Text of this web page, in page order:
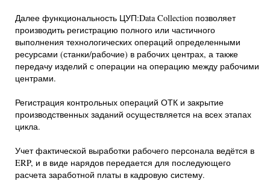
Далее функциональность ЦУП:Data Collection позволяет
производить регистрацию полного или частичного
выполнения технологических операций определенными
ресурсами (станки/рабочие) в рабочих центрах, а также
передачу изделий с операции на операцию между рабочими
центрами.
Регистрация контрольных операций ОТК и закрытие
производственных заданий осуществляется на всех этапах
цикла.
Учет фактической выработки рабочего персонала ведётся в
ERP, и в виде нарядов передается для последующего
расчета заработной платы в кадровую систему.